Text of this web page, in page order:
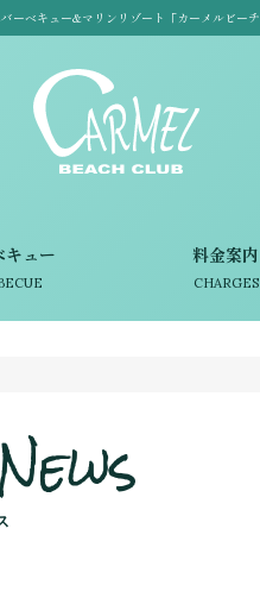
ーベキュー&マリンリゾート「カーメルビーチ
キュー 料金案内
CHARGES